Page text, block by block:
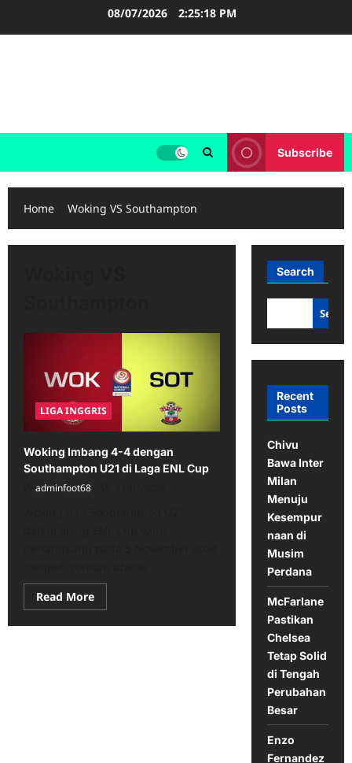
08/07/2026 2:25:19 PM
Subscribe
Home Woking VS Southampton
LIGA INGGRIS
Woking Imbang 4-4 dengan
Southampton U21 di Laga ENL Cup
adminfoot68
Read MoreRead
more
Woking
Search
Recent
Posts
Chivu
Bawa Inter
Milan
Menuju
Kesempur
naan di
Musim
Perdana
McFarlane
Pastikan
Chelsea
Tetap Solid
di Tengah
Perubahan
Besar
Enzo
Fernandez